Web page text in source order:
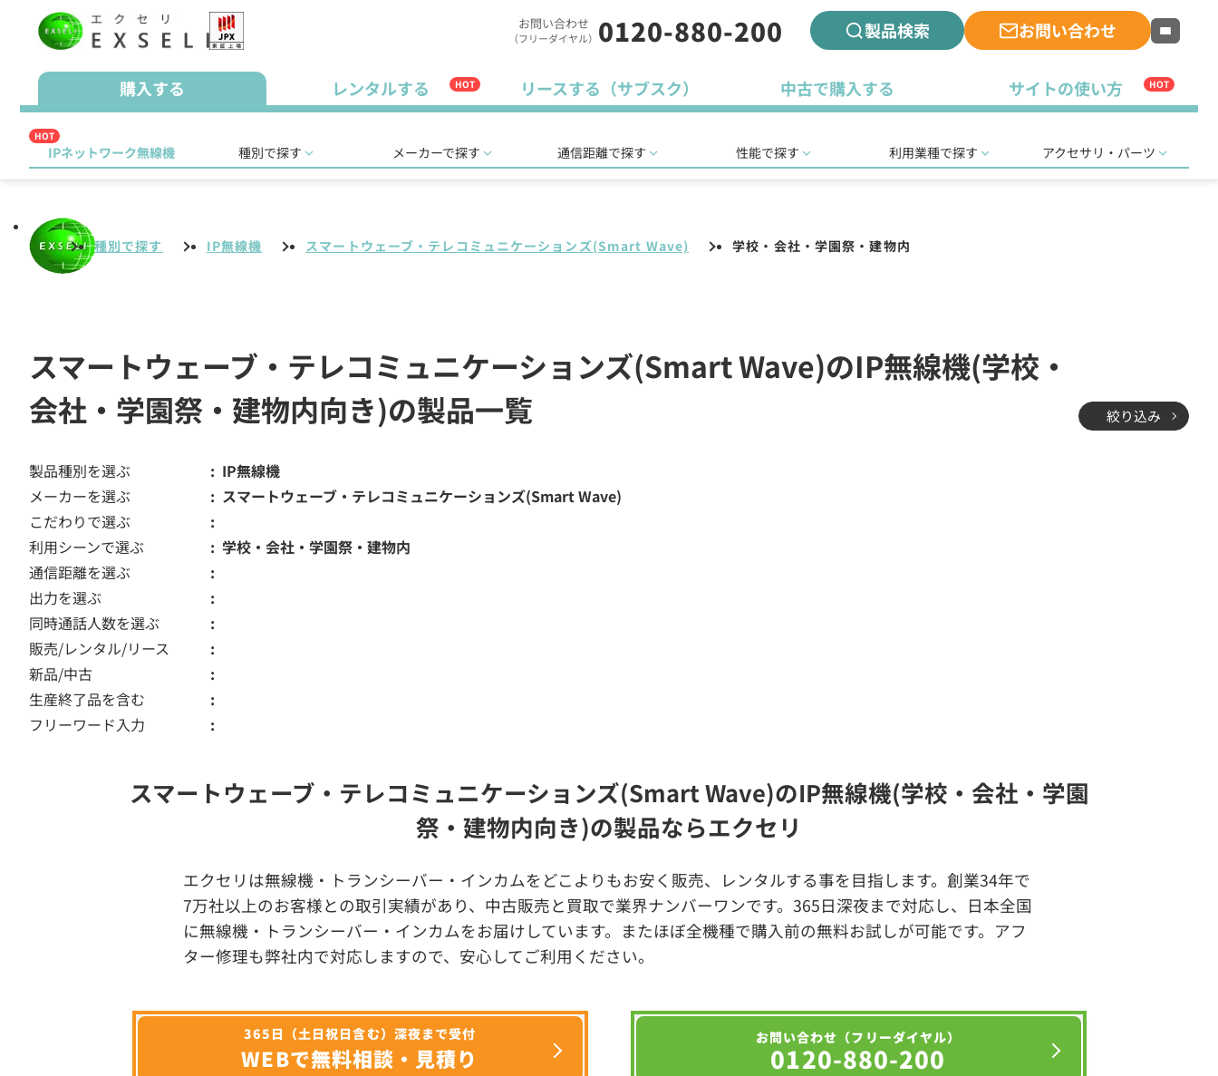
お問い合わせ
（フリーダイヤル） 0120-880-200 製品検索 お問い合わせ
購入する レンタルする HOT リースする（サブスク） 中古で購入する サイトの使い方 HOT
HOT
IPネットワーク無線機 種別で探す メーカーで探す 通信距離で探す 性能で探す 利用業種で探す アクセサリ・パーツ
種別で探す IP無線機 スマートウェーブ・テレコミュニケーションズ(Smart Wave) 学校・会社・学園祭・建物内
スマートウェーブ・テレコミュニケーションズ(Smart Wave)のIP無線機(学校・
会社・学園祭・建物内向き)の製品一覧
絞り込み
製品種別を選ぶ
IP無線機
メーカーを選ぶ
スマートウェーブ・テレコミュニケーションズ(Smart Wave)
こだわりで選ぶ
利用シーンで選ぶ
学校・会社・学園祭・建物内
通信距離を選ぶ
出力を選ぶ
同時通話人数を選ぶ
販売/レンタル/リース
新品/中古
生産終了品を含む
フリーワード入力
スマートウェーブ・テレコミュニケーションズ(Smart Wave)のIP無線機(学校・会社・学園
祭・建物内向き)の製品ならエクセリ
エクセリは無線機・トランシーバー・インカムをどこよりもお安く販売、レンタルする事を目指します。創業34年で
7万社以上のお客様との取引実績があり、中古販売と買取で業界ナンバーワンです。365日深夜まで対応し、日本全国
に無線機・トランシーバー・インカムをお届けしています。またほぼ全機種で購入前の無料お試しが可能です。アフ
ター修理も弊社内で対応しますので、安心してご利用ください。
365日（土日祝日含む）深夜まで受付
WEBで無料相談・見積り
お問い合わせ（フリーダイヤル）
0120-880-200